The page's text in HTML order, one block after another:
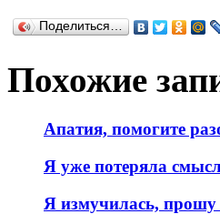
Поделиться…
Похожие
Апатия, помогите
Я уже потеряла
Я измучилась,